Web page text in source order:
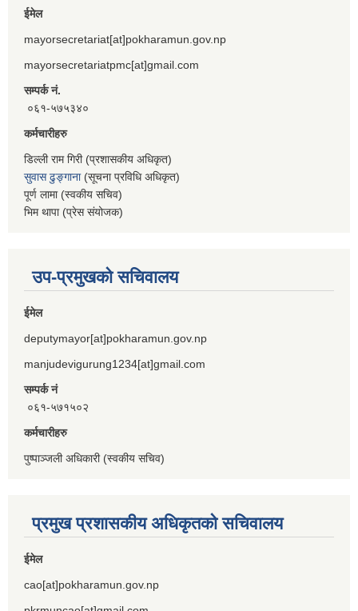
ईमेल
mayorsecretariat[at]pokharamun.gov.np
mayorsecretariatpmc[at]gmail.com
सम्पर्क नं.
०६१-५७५३४०
कर्मचारीहरु
डिल्ली राम गिरी (प्रशासकीय अधिकृत)
सुवास ढुङ्गाना(सूचना प्रविधि अधिकृत)
पूर्ण लामा (स्वकीय सचिव)
भिम थापा (प्रेस संयोजक)
उप-प्रमुखको सचिवालय
ईमेल
deputymayor[at]pokharamun.gov.np
manjudevigurung1234[at]gmail.com
सम्पर्क नं
०६१-५७१५०२
कर्मचारीहरु
पुष्पाञ्जली अधिकारी (स्वकीय सचिव)
प्रमुख प्रशासकीय अधिकृतको सचिवालय
ईमेल
cao[at]pokharamun.gov.np